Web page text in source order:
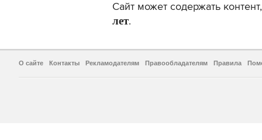
Сайт может содержать
лет.
О сайте Контакты Рекламодателям Правообладателям Правила